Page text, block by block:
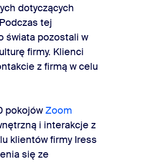
dotyczących
tej
świata pozostali w
firmy. Klienci
z firmą w celu
pokojówZoom
i interakcje z
klientów firmy Iress
się ze